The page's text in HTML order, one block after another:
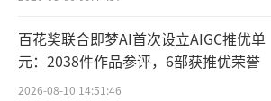
面上能够宣称“人食级”的商
数宠物年夜饭商家表示
级”或“饲料级”。
百花奖联合即梦AI首次设立AIGC推优单
元：2038件作品参评，6部获推优荣誉
2026-08-10 14:51:46